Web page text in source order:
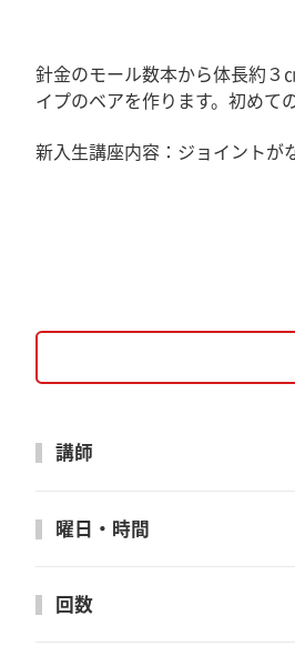
針金のモール数本から体長約３
イプのベアを作ります。初めて
新入生講座内容：ジョイントが
講師
曜日・時間
回数